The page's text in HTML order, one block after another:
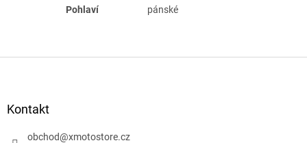
Pohlaví
pánské
Kontakt
obchod@xmotostore.cz